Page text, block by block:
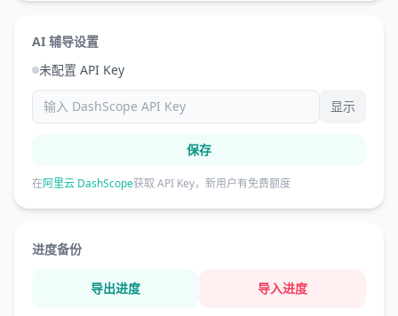
AI 辅导设置
未配置 API Key
显示
保存
在阿里云 DashScope获取 API Key，新用户有免费额度
进度备份
导出进度 导入进度